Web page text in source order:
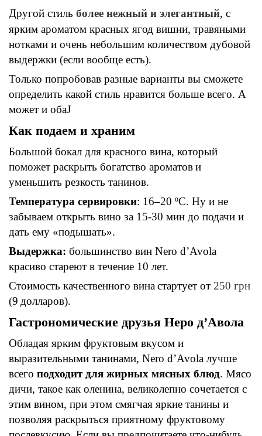
Другой стиль более нежный и элегантный, с
ярким ароматом красных ягод вишни, травяными
нотками и очень небольшим количеством дубовой
выдержки (если вообще есть).
Только попробовав разные варианты вы сможете
определить какой стиль нравится больше всего. А
может и обаJ
Как подаем и храним
Большой бокал для красного вина, который
поможет раскрыть богатство ароматови
уменьшить резкость танинов.
Температура сервировки: 16–20 ºC. Ну и не
забываем открыть вино за 15-30 мин до подачи и
дать ему «подышать».
Выдержка: большинство вин Nero d’Avola
красиво стареют в течение 10 лет.
Стоимость качественного винастартует от 250 грн
(9 долларов).
Гастрономические друзья Неро д’Авола
Обладая ярким фруктовым вкусом и
выразительными танинами, Nero d’Avola лучше
всего подходит для жирных мясных блюд. Мясо
дичи, такое как оленина, великолепно сочетается с
этим вином, при этом смягчая яркие танины и
позволяя раскрыться приятному фруктовому